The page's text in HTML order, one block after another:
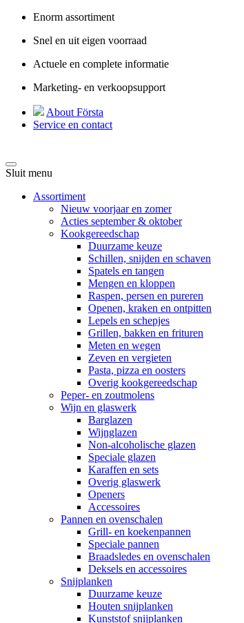
Enorm assortiment
Snel en uit eigen voorraad
Actuele en complete informatie
Marketing- en verkoopsupport
About Första
Service en contact
Sluit menu
Assortiment
Nieuw voorjaar en zomer
Acties september & oktober
Kookgereedschap
Duurzame keuze
Schillen, snijden en schaven
Spatels en tangen
Mengen en kloppen
Raspen, persen en pureren
Openen, kraken en ontpitten
Lepels en schepjes
Grillen, bakken en frituren
Meten en wegen
Zeven en vergieten
Pasta, pizza en oosters
Overig kookgereedschap
Peper- en zoutmolens
Wijn en glaswerk
Barglazen
Wijnglazen
Non-alcoholische glazen
Speciale glazen
Karaffen en sets
Overig glaswerk
Openers
Accessoires
Pannen en ovenschalen
Grill- en koekenpannen
Speciale pannen
Braadsledes en ovenschalen
Deksels en accessoires
Snijplanken
Duurzame keuze
Houten snijplanken
Kunststof snijplanken